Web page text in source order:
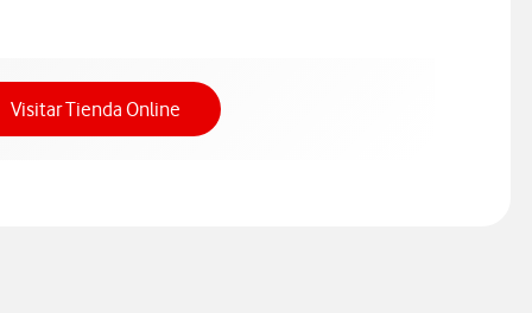
Visitar Tienda Online Acceso a Tienda Online